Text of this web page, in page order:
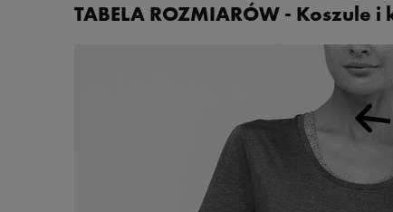
TABELA ROZMIARÓW - Koszule